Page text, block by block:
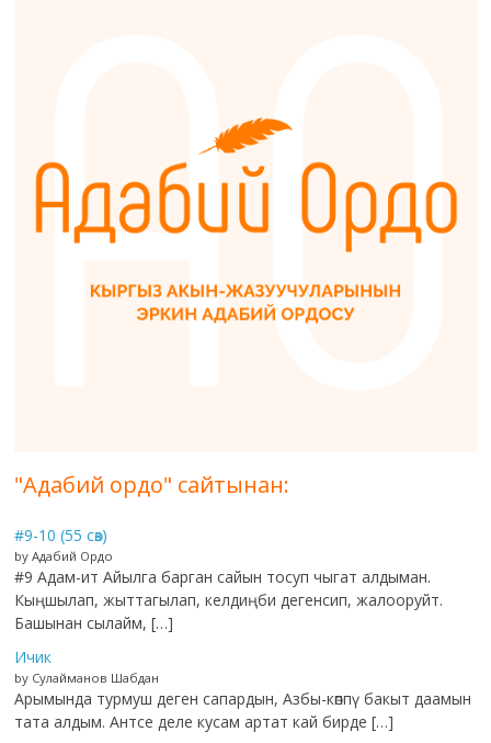
"Адабий ордо" сайтынан:
#9-10 (55 сөз)
by Адабий Ордо
#9 Адам-ит Айылга барган сайын тосуп чыгат алдыман.
Кыңшылап, жыттагылап, келдиңби дегенсип, жалооруйт.
Башынан сылайм, […]
Ичик
by Сулайманов Шабдан
Арымында турмуш деген сапардын, Азбы-көппү бакыт даамын
тата алдым. Антсе деле кусам артат кай бирде […]